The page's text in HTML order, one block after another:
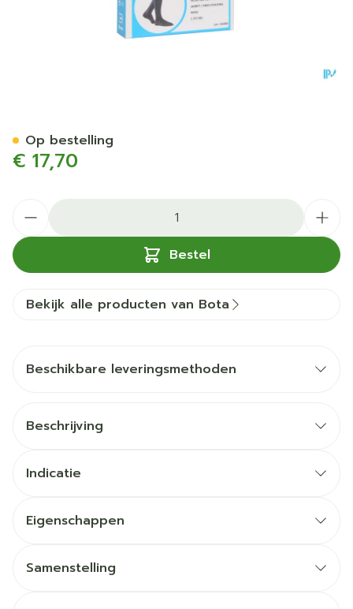
€ 17,70
Bestel
Op bestelling
Bekijk alle producten van Bota
Beschikbare leveringsmethoden
Beschrijving
Indicatie
Eigenschappen
Samenstelling